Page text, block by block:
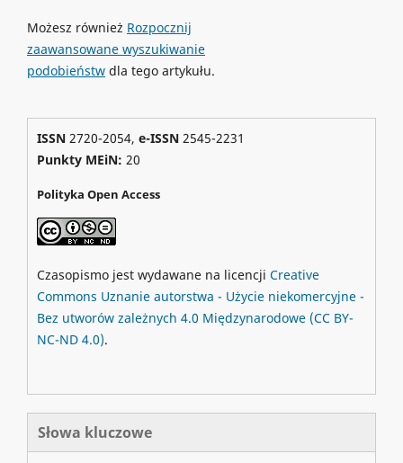
Możesz również Rozpocznij
zaawansowane wyszukiwanie
podobieństwdla tego artykułu.
ISSN2720-2054, e-ISSN2545-2231
Punkty MEiN: 20
Polityka Open Access
Czasopismo jest wydawane na licencji Creative
Commons Uznanie autorstwa - Użycie niekomercyjne -
Bez utworów zależnych 4.0 Międzynarodowe (CC BY-
NC-ND 4.0).
Słowa kluczowe